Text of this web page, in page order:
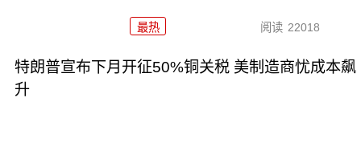
最热 阅读 22018
特朗普宣布下月开征50%铜关税 美制造商忧成本飙
升